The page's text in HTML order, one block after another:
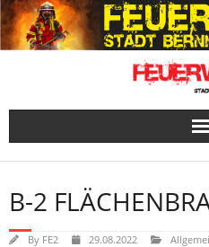
Skip
to
content
B-2
By FE2 29.08.2022